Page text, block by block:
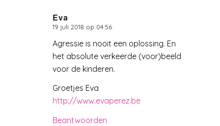
Eva
zegt:
19 juli 2018 op 04:56
Agressie is nooit een oplossing. En
het absolute verkeerde (voor)beeld
voor de kinderen.
Groetjes Eva
http://www.evaperez.be
Beantwoorden